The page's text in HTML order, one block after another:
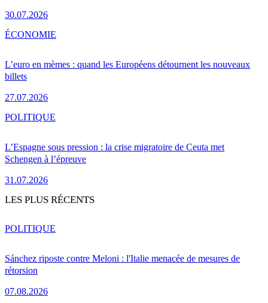
30.07.2026
L’euro en mèmes : quand les Européens détournent les nouveaux
billets
27.07.2026
ÉCONOMIE
L’Espagne sous pression : la crise migratoire de Ceuta met
Schengen à l’épreuve
31.07.2026
POLITIQUE
LES PLUS RÉCENTS
Sánchez riposte contre Meloni : l'Italie menacée de mesures de
rétorsion
07.08.2026
POLITIQUE